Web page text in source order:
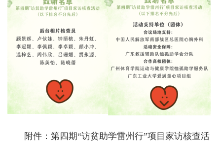
附件：第四期“访贫助学雷州行”项目家访核查活